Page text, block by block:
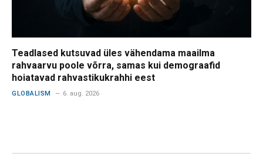
Teadlased kutsuvad üles vähendama maailma
rahvaarvu poole võrra, samas kui demograafid
hoiatavad rahvastikukrahhi eest
GLOBALISM 6. aug. 2026